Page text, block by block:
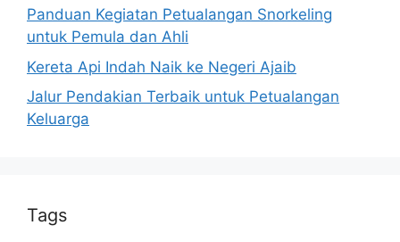
Panduan Kegiatan Petualangan Snorkeling
untuk Pemula dan Ahli
Kereta Api Indah Naik ke Negeri Ajaib
Jalur Pendakian Terbaik untuk Petualangan
Keluarga
Tags